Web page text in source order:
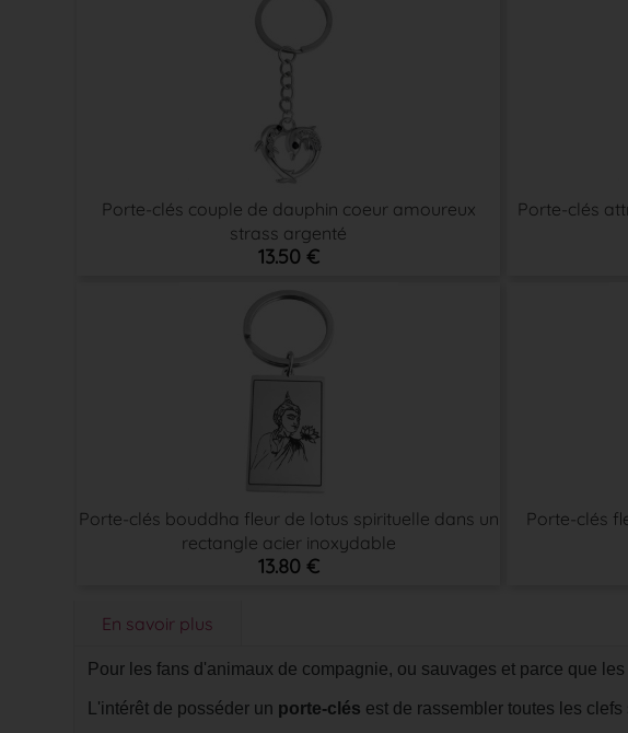
Porte-clés couple de dauphin coeur amoureux
strass argenté
13.50 €
Porte-clés
Porte-clés bouddha fleur de lotus spirituelle dans un
rectangle acier inoxydable
13.80 €
Porte-clés
En savoir plus
Pour les fans d'animaux de compagnie, ou sauvages et parce que les
L'intérêt de posséder un porte-clés est de rassembler toutes les clefs